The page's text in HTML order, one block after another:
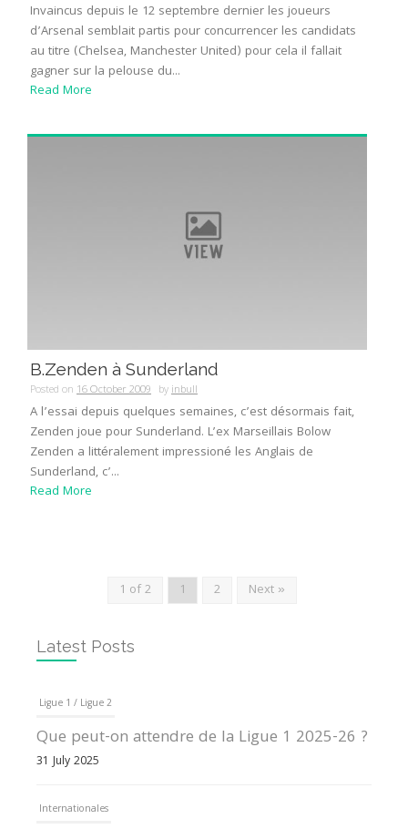
Invaincus depuis le 12 septembre dernier les joueurs
d’Arsenal semblait partis pour concurrencer les candidats
au titre (Chelsea, Manchester United) pour cela il fallait
gagner sur la pelouse du...
Read More
B.Zenden à Sunderland
Posted on 16 October 2009 byinbull
A l’essai depuis quelques semaines, c’est désormais fait,
Zenden joue pour Sunderland. L’ex Marseillais Bolow
Zenden a littéralement impressioné les Anglais de
Sunderland, c’...
Read More
1 of 2 1 2 Next »
Latest Posts
Ligue 1 / Ligue 2
Que peut-on attendre de la Ligue 1 2025-26 ?
31 July 2025
Internationales